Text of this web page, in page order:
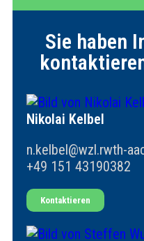
Sie haben
Nikolai Kelbel
n.kelbel@wzl.rwth-
+49 151 43190382
Kontaktieren